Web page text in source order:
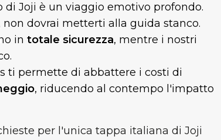
di Joji è un viaggio emotivo profondo.
dovrai metterti alla guida stanco.
in totale sicurezza, mentre i nostri
ti permette di abbattere i costi di
, riducendo al contempo l'impatto
per l'unica tappa italiana di Joji